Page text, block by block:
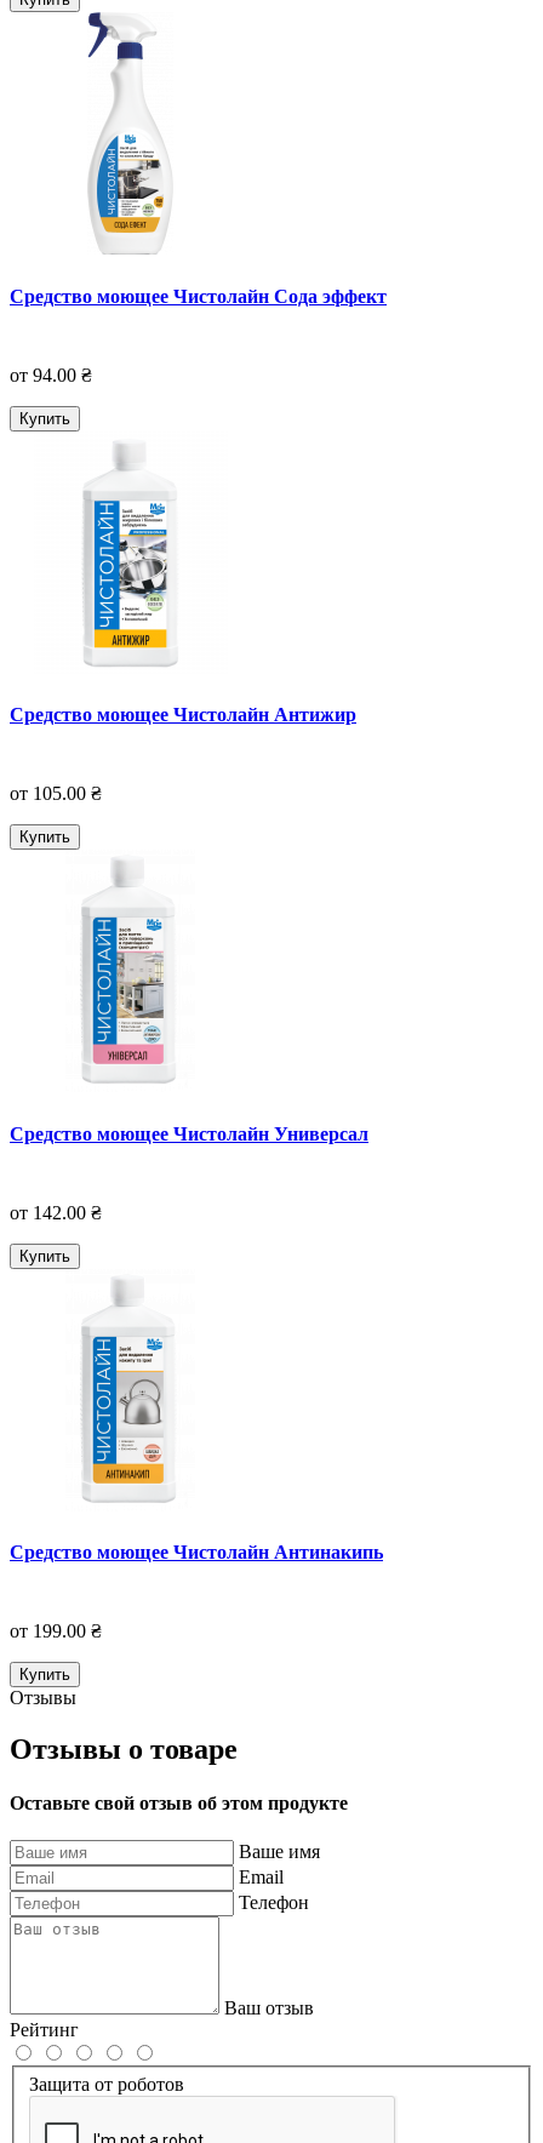
Средство моющее Чистолайн Сода эффект
от 94.00 ₴
Купить
Средство моющее Чистолайн Антижир
от 105.00 ₴
Купить
Средство моющее Чистолайн Универсал
от 142.00 ₴
Купить
Средство моющее Чистолайн Антинакипь
от 199.00 ₴
Купить
Отзывы
Отзывы о товаре
Оставьте свой отзыв об этом продукте
Ваше имя
Email
Телефон
Ваш отзыв
Рейтинг
Защита от роботов